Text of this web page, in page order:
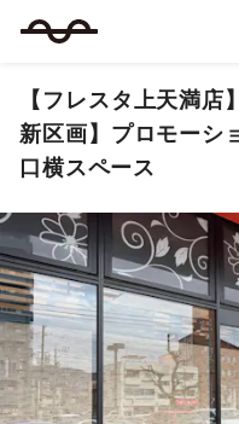
【フレスタ上天満
新区画】プロモーシ
口横スペース